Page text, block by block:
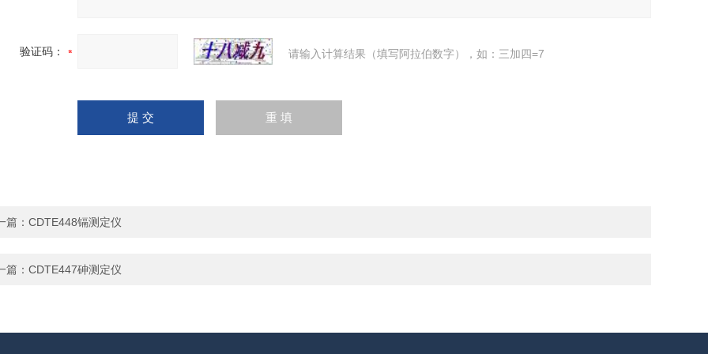
验证码： 请输入计算结果（填写阿拉伯数字），如：三加四=7
篇： CDTE448镉测定仪
篇： CDTE447砷测定仪